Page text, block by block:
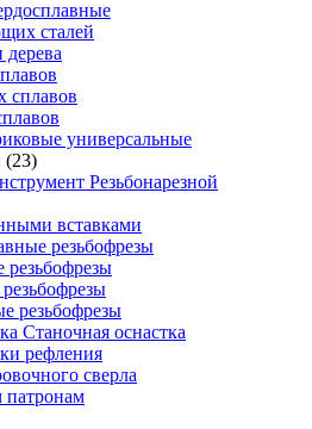
сталей
дерева
сплавов
универсальные
(23)
Резьбонарезной
вставками
резьбофрезы
резьбофрезы
Станочная оснастка
рефления
сверла
патронам